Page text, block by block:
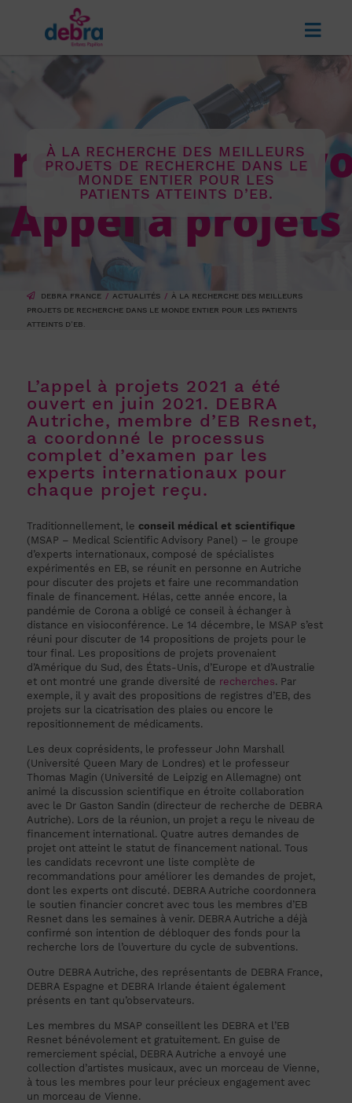
À LA RECHERCHE DES MEILLEURS
PROJETS DE RECHERCHE DANS LE
MONDE ENTIER POUR LES
PATIENTS ATTEINTS D’EB.
DEBRA FRANCE ACTUALITÉS
À LA RECHERCHE DES MEILLEURS
PROJETS DE RECHERCHE DANS LE MONDE ENTIER POUR LES PATIENTS
ATTEINTS D’EB.
L’appel à projets 2021 a été
ouvert en juin 2021. DEBRA
Autriche, membre d’EB Resnet,
a coordonné le processus
complet d’examen par les
experts internationaux pour
chaque projet reçu.
Traditionnellement, le conseil médical et scientifique
(MSAP – Medical Scientific Advisory Panel) – le groupe
d’experts internationaux, composé de spécialistes
expérimentés en EB, se réunit en personne en Autriche
pour discuter des projets et faire une recommandation
finale de financement. Hélas, cette année encore, la
pandémie de Corona a obligé ce conseil à échanger à
distance en visioconférence. Le 14 décembre, le MSAP s’est
réuni pour discuter de 14 propositions de projets pour le
tour final. Les propositions de projets provenaient
d’Amérique du Sud, des États-Unis, d’Europe et d’Australie
et ont montré une grande diversité de recherches. Par
exemple, il y avait des propositions de registres d’EB, des
projets sur la cicatrisation des plaies ou encore le
repositionnement de médicaments.
Les deux coprésidents, le professeur John Marshall
(Université Queen Mary de Londres) et le professeur
Thomas Magin (Université de Leipzig en Allemagne) ont
animé la discussion scientifique en étroite collaboration
avec le Dr Gaston Sandin (directeur de recherche de DEBRA
Autriche). Lors de la réunion, un projet a reçu le niveau de
financement international. Quatre autres demandes de
projet ont atteint le statut de financement national. Tous
les candidats recevront une liste complète de
recommandations pour améliorer les demandes de projet,
dont les experts ont discuté. DEBRA Autriche coordonnera
le soutien financier concret avec tous les membres d’EB
Resnet dans les semaines à venir. DEBRA Autriche a déjà
confirmé son intention de débloquer des fonds pour la
recherche lors de l’ouverture du cycle de subventions.
Outre DEBRA Autriche, des représentants de DEBRA France,
DEBRA Espagne et DEBRA Irlande étaient également
présents en tant qu’observateurs.
Les membres du MSAP conseillent les DEBRA et l’EB
Resnet bénévolement et gratuitement. En guise de
remerciement spécial, DEBRA Autriche a envoyé une
collection d’artistes musicaux, avec un morceau de Vienne,
à tous les membres pour leur précieux engagement avec
un morceau de Vienne.